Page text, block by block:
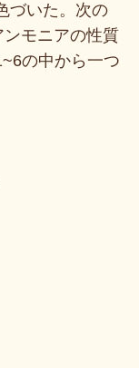
づいた。次の
モニアの性質
の中から一つ